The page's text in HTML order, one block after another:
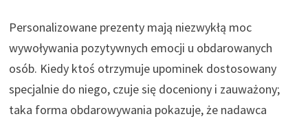
Personalizowane prezenty mają niezwykłą moc
wywoływania pozytywnych emocji u obdarowanych
osób. Kiedy ktoś otrzymuje upominek dostosowany
specjalnie do niego, czuje się doceniony i zauważony;
taka forma obdarowywania pokazuje, że nadawca